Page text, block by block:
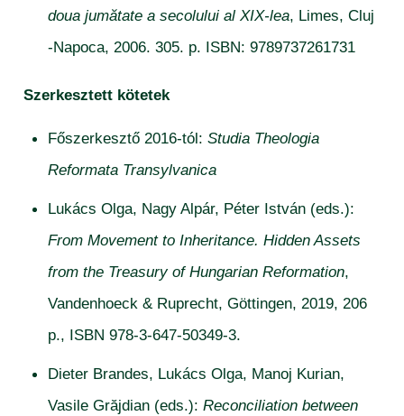
doua jumătate a secolului al XIX-lea, Limes, Cluj
-Napoca, 2006. 305. p. ISBN: 9789737261731
Szerkesztett kötetek
Főszerkesztő 2016-tól:Studia Theologia
Reformata Transylvanica
Lukács Olga, Nagy Alpár, Péter István (eds.):
From Movement to Inheritance. Hidden Assets
from the Treasury of Hungarian Reformation,
Vandenhoeck & Ruprecht, Göttingen, 2019, 206
p., ISBN 978-3-647-50349-3.
Dieter Brandes, Lukács Olga, Manoj Kurian,
Vasile Grăjdian (eds.):Reconciliation between